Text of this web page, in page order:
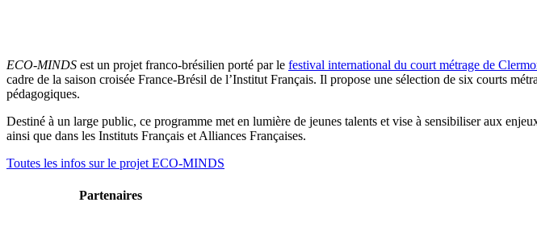
ECO-MINDS est un projet franco-brésilien porté par le festival international du court métrage de
cadre de la saison croisée France-Brésil de l’Institut Français. Il propose une sélection de six courts
pédagogiques.
Destiné à un large public, ce programme met en lumière de jeunes talents et vise à sensibiliser aux
ainsi que dans les Instituts Français et Alliances Françaises.
Toutes les infos sur le projet ECO-MINDS
Partenaires